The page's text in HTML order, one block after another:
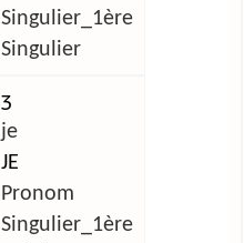
Singulier_1ère
Singulier
ʒ
je
JE
Pronom
Singulier_1ère